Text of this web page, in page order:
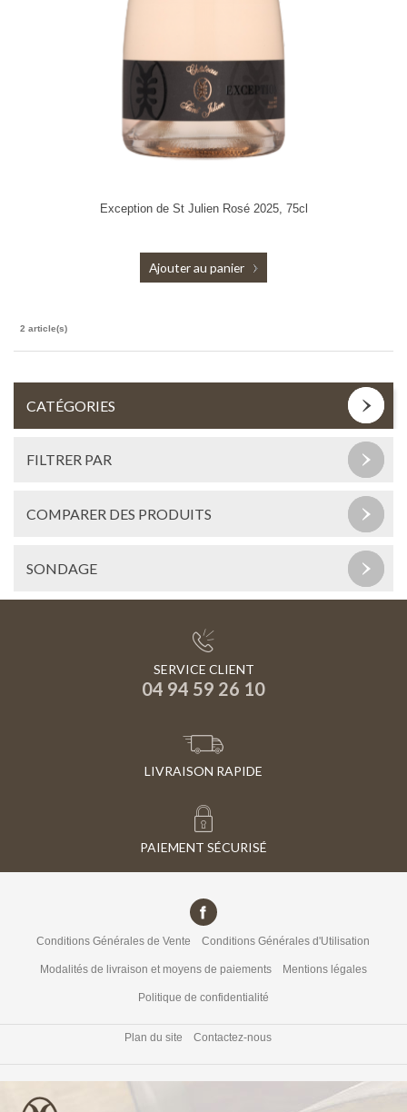
Exception de St Julien Rosé 2025, 75cl
Ajouter au panier
2 article(s)
CATÉGORIES
FILTRER PAR
COMPARER DES PRODUITS
SONDAGE
SERVICE CLIENT
04 94 59 26 10
LIVRAISON RAPIDE
PAIEMENT SÉCURISÉ
Conditions Générales de Vente Conditions Générales d'Utilisation
Modalités de livraison et moyens de paiements Mentions légales
Politique de confidentialité
Plan du site Contactez-nous